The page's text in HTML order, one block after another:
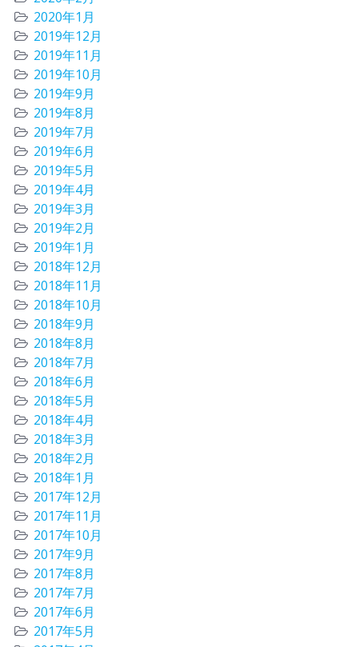
2020年1月
2019年12月
2019年11月
2019年10月
2019年9月
2019年8月
2019年7月
2019年6月
2019年5月
2019年4月
2019年3月
2019年2月
2019年1月
2018年12月
2018年11月
2018年10月
2018年9月
2018年8月
2018年7月
2018年6月
2018年5月
2018年4月
2018年3月
2018年2月
2018年1月
2017年12月
2017年11月
2017年10月
2017年9月
2017年8月
2017年7月
2017年6月
2017年5月